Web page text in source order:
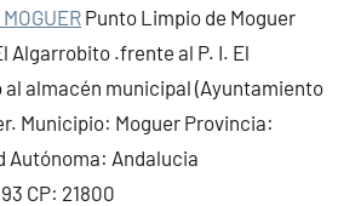
Punto Limpio de Moguer
Algarrobito .frente al P. I. El
almacén municipal (Ayuntamiento
Municipio: Moguer Provincia:
Autónoma: Andalucia
CP: 21800